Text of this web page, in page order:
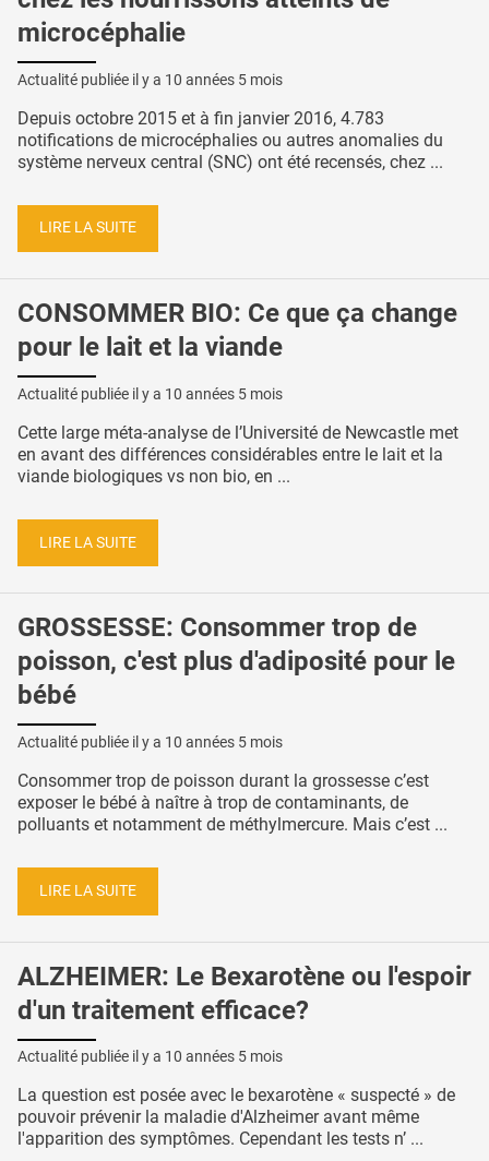
microcéphalie
Actualité publiée il y a 10 années 5 mois
Depuis octobre 2015 et à fin janvier 2016, 4.783
notifications de microcéphalies ou autres anomalies du
système nerveux central (SNC) ont été recensés, chez ...
LIRE LA SUITE
CONSOMMER BIO: Ce que ça change
pour le lait et la viande
Actualité publiée il y a 10 années 5 mois
Cette large méta-analyse de l’Université de Newcastle met
en avant des différences considérables entre le lait et la
viande biologiques vs non bio, en ...
LIRE LA SUITE
GROSSESSE: Consommer trop de
poisson, c'est plus d'adiposité pour le
bébé
Actualité publiée il y a 10 années 5 mois
Consommer trop de poisson durant la grossesse c’est
exposer le bébé à naître à trop de contaminants, de
polluants et notamment de méthylmercure. Mais c’est ...
LIRE LA SUITE
ALZHEIMER: Le Bexarotène ou l'espoir
d'un traitement efficace?
Actualité publiée il y a 10 années 5 mois
La question est posée avec le bexarotène « suspecté » de
pouvoir prévenir la maladie d'Alzheimer avant même
l'apparition des symptômes. Cependant les tests n’ ...